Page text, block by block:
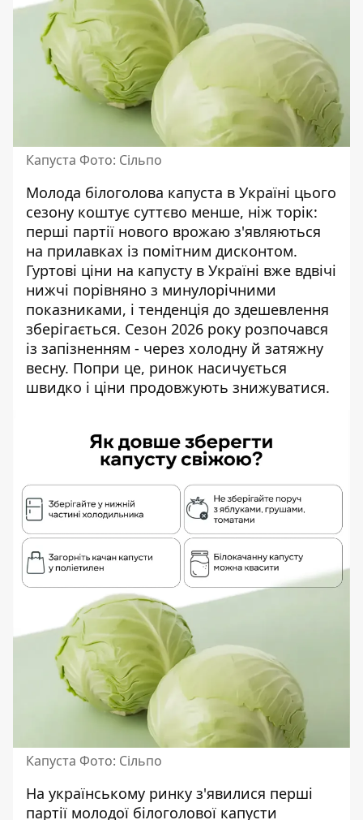
Капуста Фото: Сільпо
Молода білоголова капуста в Україні цього
сезону коштує суттєво менше, ніж торік:
перші партії нового врожаю з'являються
на прилавках із помітним дисконтом.
Гуртові ціни на капусту в Україні вже вдвічі
нижчі порівняно з минулорічними
показниками, і тенденція до здешевлення
зберігається. Сезон 2026 року розпочався
із запізненням - через холодну й затяжну
весну. Попри це, ринок насичується
швидко і ціни продовжують знижуватися.
Капуста Фото: Сільпо
На українському ринку з'явилися перші
партії молодої білоголової капусти